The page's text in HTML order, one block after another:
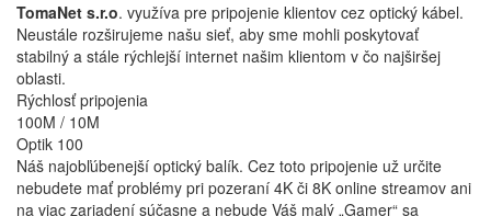
TomaNet s.r.o. využíva pre pripojenie klientov cez optický kábel.
Neustále rozširujeme našu sieť, aby sme mohli poskytovať
stabilný a stále rýchlejší internet našim klientom v čo najširšej
oblasti.
Rýchlosť pripojenia
100M / 10M
Optik 100
Náš najobľúbenejší optický balík. Cez toto pripojenie už určite
nebudete mať problémy pri pozeraní 4K či 8K online streamov ani
na viac zariadení súčasne a nebude Váš malý „Gamer“ sa